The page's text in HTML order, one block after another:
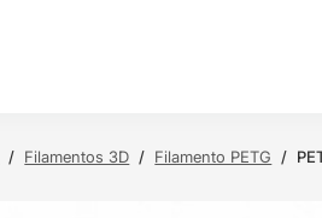
/ Filamentos 3D / Filamento PETG /